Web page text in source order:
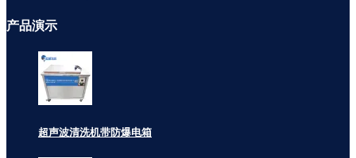
产品演示
超声波清洗机带防爆电箱